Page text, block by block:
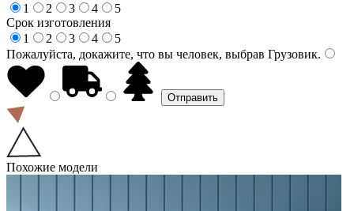
1
2 3 4
5
Срок изготовления
1
2 3 4
5
Пожалуйста, докажите, что вы человек, выбрав Грузовик.
Похожие модели